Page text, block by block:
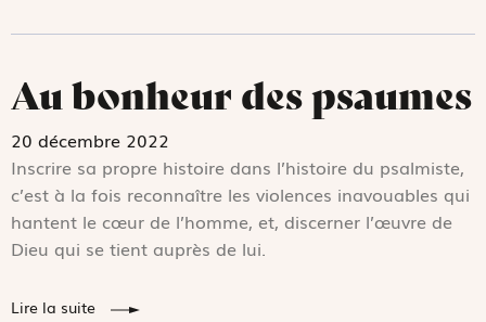
Au bonheur des psaumes
20 décembre 2022
Inscrire sa propre histoire dans l’histoire du psalmiste,
c’est à la fois reconnaître les violences inavouables qui
hantent le cœur de l’homme, et, discerner l’œuvre de
Dieu qui se tient auprès de lui.
Lire la suite